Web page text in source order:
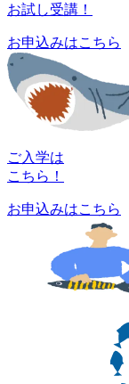
お試し受講！
お申込みはこちら
ご入学は
こちら！
お申込みはこちら